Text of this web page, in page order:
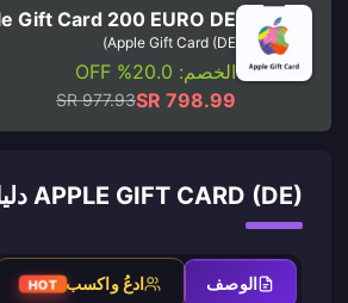
Gift Card 200 EURO DE
Apple Gift Card (DE)
الخصم: 20.0% OFF
SR 798.99
SR 977.93
APPLE GIFT CARD (DE) دليل إعادة الشحن
الوصف ادعُ واكسب HOT